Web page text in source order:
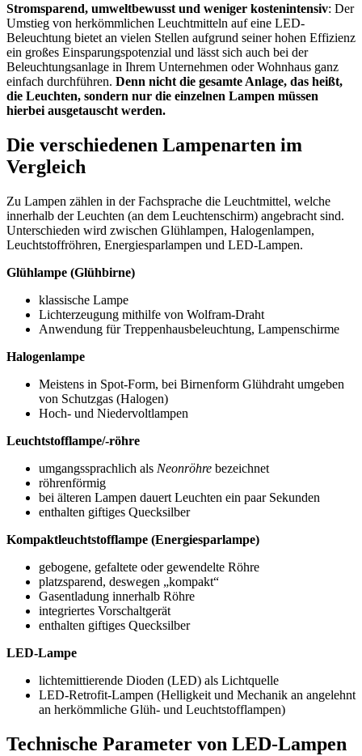
Stromsparend, umweltbewusst und weniger kostenintensiv: Der
Umstieg von herkömmlichen Leuchtmitteln auf eine LED-
Beleuchtung bietet an vielen Stellen aufgrund seiner hohen Effizienz
ein großes Einsparungspotenzial und lässt sich auch bei der
Beleuchtungsanlage in Ihrem Unternehmen oder Wohnhaus ganz
einfach durchführen. Denn nicht die gesamte Anlage, das heißt,
die Leuchten, sondern nur die einzelnen Lampen müssen
hierbei ausgetauscht werden.
Die verschiedenen Lampenarten im
Vergleich
Zu Lampen zählen in der Fachsprache die Leuchtmittel, welche
innerhalb der Leuchten (an dem Leuchtenschirm) angebracht sind.
Unterschieden wird zwischen Glühlampen, Halogenlampen,
Leuchtstoffröhren, Energiesparlampen und LED-Lampen.
Glühlampe (Glühbirne)
klassische Lampe
Lichterzeugung mithilfe von Wolfram-Draht
Anwendung für Treppenhausbeleuchtung, Lampenschirme
Halogenlampe
Meistens in Spot-Form, bei Birnenform Glühdraht umgeben
von Schutzgas (Halogen)
Hoch- und Niedervoltlampen
Leuchtstofflampe/-röhre
umgangssprachlich als Neonröhre bezeichnet
röhrenförmig
bei älteren Lampen dauert Leuchten ein paar Sekunden
enthalten giftiges Quecksilber
Kompaktleuchtstofflampe (Energiesparlampe)
gebogene, gefaltete oder gewendelte Röhre
platzsparend, deswegen „kompakt“
Gasentladung innerhalb Röhre
integriertes Vorschaltgerät
enthalten giftiges Quecksilber
LED-Lampe
lichtemittierende Dioden (LED) als Lichtquelle
LED-Retrofit-Lampen (Helligkeit und Mechanik an angelehnt
an herkömmliche Glüh- und Leuchtstofflampen)
Technische Parameter von LED-Lampen